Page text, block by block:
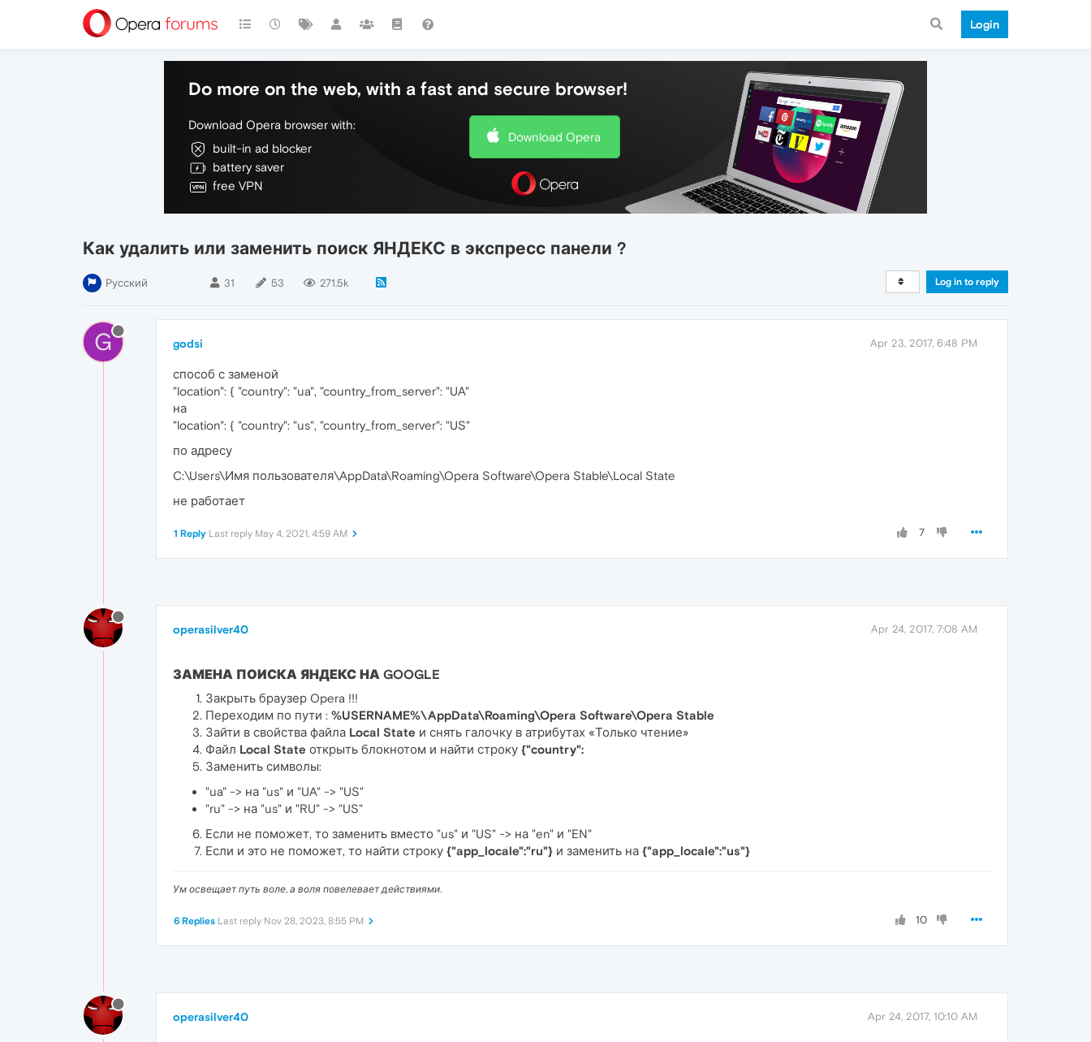
Login
Do more on the web, with a fast and secure browser!
Download Opera browser with:
built-in ad blocker
battery saver
free VPN
Download Opera
Как удалить или заменить поиск ЯНДЕКС в экспресс панели ?
Русский 31 53 271.5k Log in to reply
G godsi Apr 23, 2017, 6:48 PM
способ с заменой
"location": { "country": "ua", "country_from_server": "UA"
на
"location": { "country": "us", "country_from_server": "US"
по адресу
C:\Users\Имя пользователя\AppData\Roaming\Opera Software\Opera Stable\Local State
не работает
7
1 Reply Last reply May 4, 2021, 4:59 AM
operasilver40 Apr 24, 2017, 7:08 AM
ЗАМЕНА ПОИСКА ЯНДЕКС НА GOOGLE
Закрыть браузер Opera !!!
Переходим по пути : %USERNAME%\AppData\Roaming\Opera Software\Opera Stable
Зайти в свойства файла Local State и снять галочку в атрибутах «Только чтение»
Файл Local State открыть блокнотом и найти строку {"country":
Заменить символы:
"ua" -> на "us" и "UA" -> "US"
"ru" -> на "us" и "RU" -> "US"
Если не поможет, то заменить вместо "us" и "US" -> на "en" и "EN"
Если и это не поможет, то найти строку {"app_locale":"ru"} и заменить на {"app_locale":"us"}
Ум освещает путь воле, а воля повелевает действиями.
10
6 Replies Last reply Nov 28, 2023, 8:55 PM
operasilver40 Apr 24, 2017, 10:10 AM